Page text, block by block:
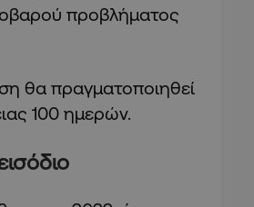
προβλήματος
θα πραγματοποιηθεί
100 ημερών.